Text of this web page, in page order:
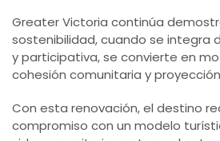
Greater Victoria continúa
sostenibilidad, cuando se integra
y participativa, se convierte en
cohesión comunitaria y
Con esta renovación, el destino
compromiso con un modelo